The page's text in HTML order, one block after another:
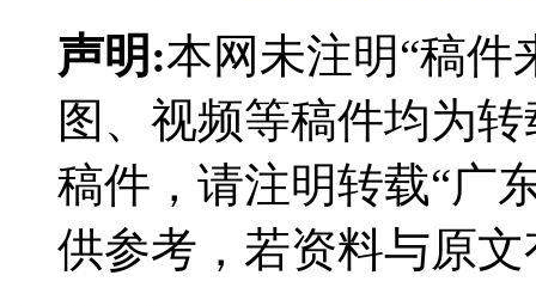
声明:本网未注明“稿件
图、视频等稿件均为
稿件，请注明转载“广
供参考，若资料与原